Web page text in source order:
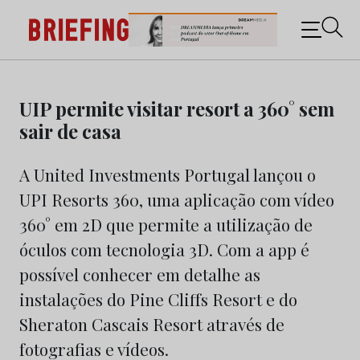
content
Briefing: Todas as notícias sobre os negócios do
Marketing e da Publicidade
UIP permite visitar resort a 360° sem
sair de casa
A United Investments Portugal lançou o
UPI Resorts 360, uma aplicação com vídeo
360° em 2D que permite a utilização de
óculos com tecnologia 3D. Com a app é
possível conhecer em detalhe as
instalações do Pine Cliffs Resort e do
Sheraton Cascais Resort através de
fotografias e vídeos.